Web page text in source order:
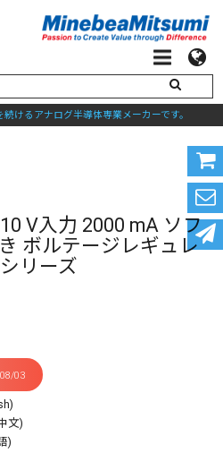
けるアナログ半導体専業メーカーです。
V入力 2000 mA ソフ
ボルテージレギュレ
リーズ
03
文)
)